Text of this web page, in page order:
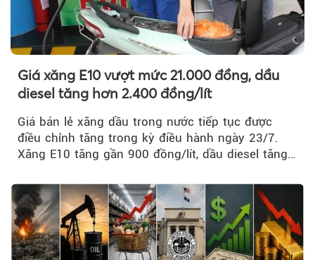
Giá xăng E10 vượt mức 21.000 đồng, dầu
diesel tăng hơn 2.400 đồng/lít
Giá bán lẻ xăng dầu trong nước tiếp tục được
điều chỉnh tăng trong kỳ điều hành ngày 23/7.
Xăng E10 tăng gần 900 đồng/lít, dầu diesel tăng